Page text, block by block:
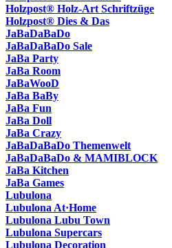
Holzpost® Holz-Art Schriftzüge
Holzpost® Dies & Das
JaBaDaBaDo
JaBaDaBaDo Sale
JaBa Party
JaBa Room
JaBaWooD
JaBa BaBy
JaBa Fun
JaBa Doll
JaBa Crazy
JaBaDaBaDo Themenwelt
JaBaDaBaDo & MAMIBLOCK
JaBa Kitchen
JaBa Games
Lubulona
Lubulona At·Home
Lubulona Lubu Town
Lubulona Supercars
Lubulona Decoration